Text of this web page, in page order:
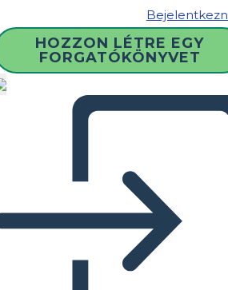
HOZZON LÉTRE EGY
FORGATÓKÖNYVET